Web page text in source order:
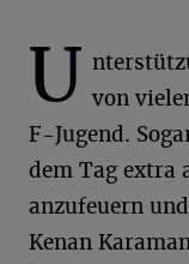
U von
F-Jugend.
dem Tag extra
anzufeuern
Kenan